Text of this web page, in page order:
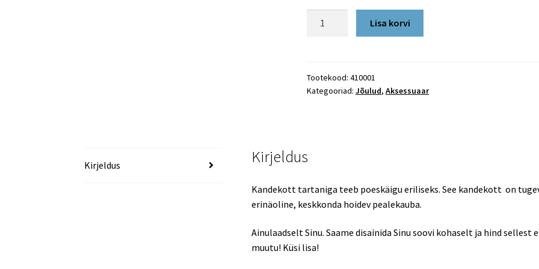
Lisa korvi
Tootekood:410001
Kategooriad:Jõulud,Aksessuaar
Kirjeldus Kirjeldus
Kandekott tartaniga teeb poeskäigu eriliseks. See kandekott on
erinäoline, keskkonda hoidev pealekauba.
Ainulaadselt Sinu. Saame disainida Sinu soovi kohaselt ja hind sellest
muutu! Küsi lisa!
×
ScottEst
Liitu ScottEst uudiskirjaga ja avasta Šotimaa